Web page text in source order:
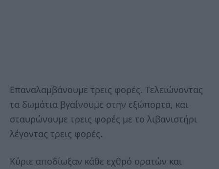
Επαναλαμβάνουμε τρεις φορές. Τελειώνοντας
τα δωμάτια βγαίνουμε στην εξώπορτα, και
σταυρώνουμε τρεις φορές με το λιβανιστήρι
λέγοντας τρεις φορές.
Κύριε αποδίωξαν κάθε εχθρό ορατών και